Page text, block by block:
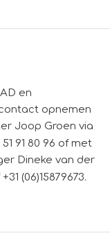
en
opnemen
Joop Groen via
51 91 80 96 of met
Dineke van der
(06)15879673.